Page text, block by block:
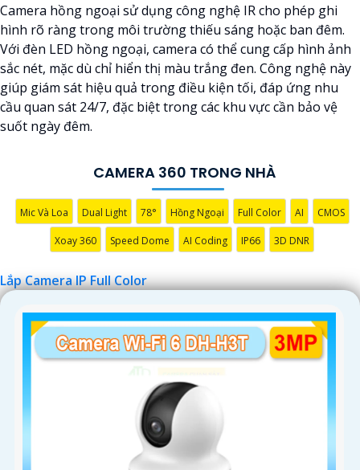
Camera hồng ngoại sử dụng công nghệ IR cho phép ghi
hình rõ ràng trong môi trường thiếu sáng hoặc ban đêm.
Với đèn LED hồng ngoại, camera có thể cung cấp hình ảnh
sắc nét, mặc dù chỉ hiển thị màu trắng đen. Công nghệ này
giúp giám sát hiệu quả trong điều kiện tối, đáp ứng nhu
cầu quan sát 24/7, đặc biệt trong các khu vực cần bảo vệ
suốt ngày đêm.
CAMERA 360 TRONG NHÀ
Mic Và Loa Dual Light 78° Hồng Ngoại Full Color AI CMOS
Xoay 360 Speed Dome AI Coding IP66 3D DNR
Lắp Camera IP Full Color